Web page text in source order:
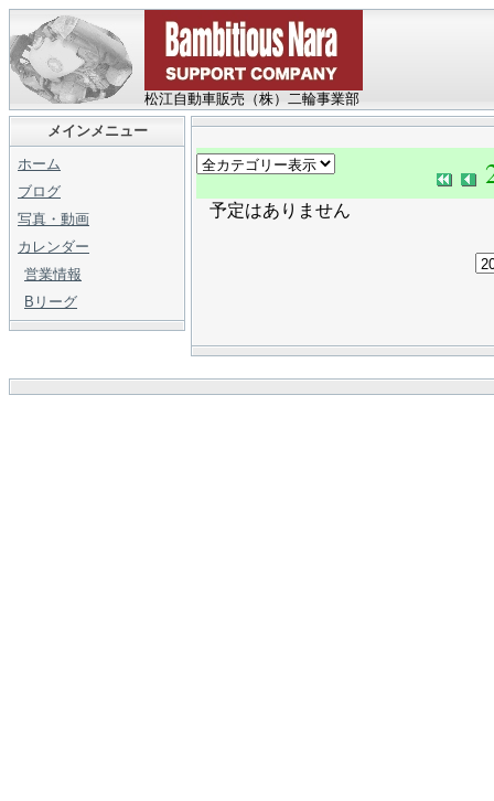
松江自動車販売（株）二輪事業部
メインメニュー
ホーム
ブログ
写真・動画
カレンダー
営業情報
Bリーグ
予定はありません